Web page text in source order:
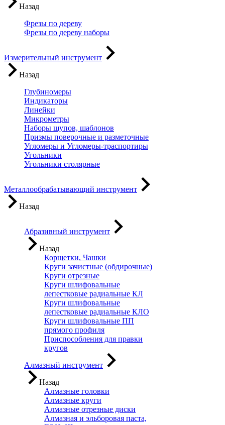
Назад
Фрезы по дереву
Фрезы по дереву наборы
Измерительный инструмент
Назад
Глубиномеры
Индикаторы
Линейки
Микрометры
Наборы щупов, шаблонов
Призмы поверочные и разметочные
Угломеры и Угломеры-траспортиры
Угольники
Угольники столярные
Металлообрабатывающий инструмент
Назад
Абразивный инструмент
Назад
Корщетки, Чашки
Круги зачистные (обдирочные)
Круги отрезные
Круги шлифовальные
лепестковые радиальные КЛ
Круги шлифовальные
лепестковые радиальные КЛО
Круги шлифовальные ПП
прямого профиля
Приспособления для правки
кругов
Алмазный инструмент
Назад
Алмазные головки
Алмазные круги
Алмазные отрезные диски
Алмазная и эльборовая паста,